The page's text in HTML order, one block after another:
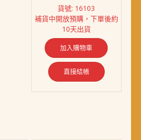
價
格：
NT$ 3,780。
格：
貨號: 16103
補貨中開放預購，下單後約
10天出貨
加入購物車
直接結帳